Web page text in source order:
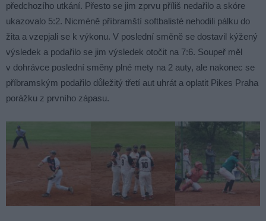
předchozího utkání. Přesto se jim zprvu příliš nedařilo a skóre
ukazovalo 5:2. Nicméně příbramští softbalisté nehodili pálku do
žita a vzepjali se k výkonu. V poslední směně se dostavil kýžený
výsledek a podařilo se jim výsledek otočit na 7:6. Soupeř měl
v dohrávce poslední směny plné mety na 2 auty, ale nakonec se
příbramským podařilo důležitý třetí aut uhrát a oplatit Pikes Praha
porážku z prvního zápasu.